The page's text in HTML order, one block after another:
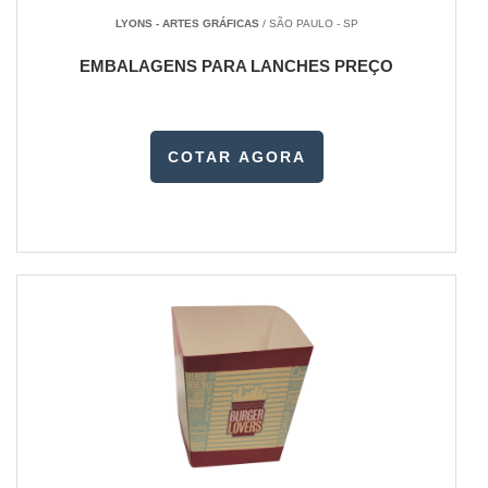
LYONS - ARTES GRÁFICAS/ SÃO PAULO - SP
EMBALAGENS PARA LANCHES PREÇO
COTAR AGORA